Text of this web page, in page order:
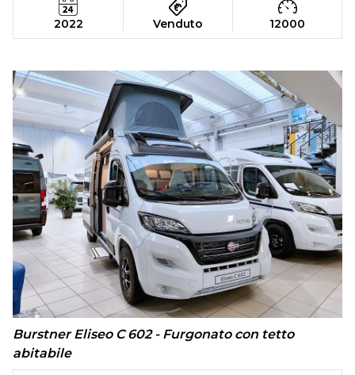
2022 Venduto 12000
Burstner Eliseo C 602 - Furgonato con tetto
abitabile